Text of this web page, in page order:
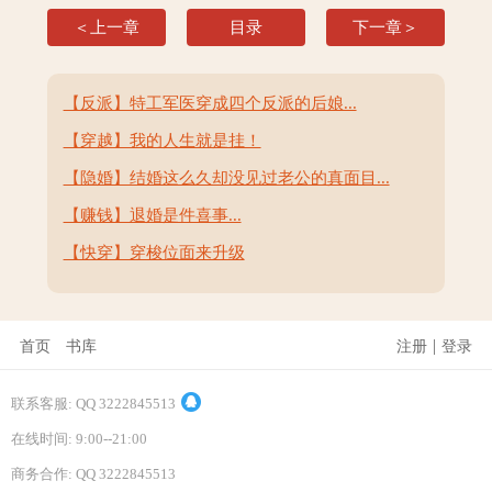
＜上一章 目录 下一章＞
【反派】特工军医穿成四个反派的后娘...
【穿越】我的人生就是挂！
【隐婚】结婚这么久却没见过老公的真面目...
【赚钱】退婚是件喜事...
【快穿】穿梭位面来升级
首页 书库 注册 | 登录
联系客服: QQ 3222845513
在线时间: 9:00--21:00
商务合作: QQ 3222845513